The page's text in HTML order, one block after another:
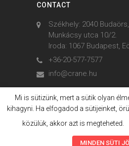
CONTACT
Székhely: 2040 Budaörs,
Munkácsy utca 10/2.
Iroda: 1067 Budapest,
+36-20-577-7577
info@crane.hu
© 2006. - 2023. Crane
Mi is sütizünk, mert a sütik olyan
kihagyni. Ha elfogadod a sütijeinket,
közülük, akkor azt is megteheted.
MINDEN SÜTI